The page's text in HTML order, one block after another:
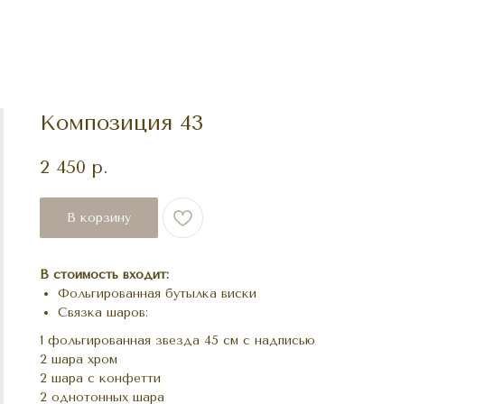
Композиция 43
2 450 р.
В корзину
В стоимость входит:
Фольгированная бутылка виски
Связка шаров:
1 фольгированная звезда 45 см с надписью
2 шара хром
2 шара с конфетти
2 однотонных шара